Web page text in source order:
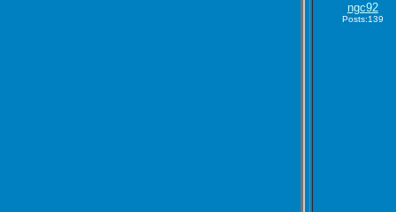
ngc92
Posts:139